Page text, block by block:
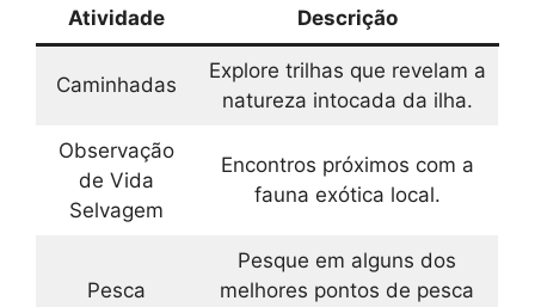
Atividade Descrição
Caminhadas
Explore trilhas que revelam a
natureza intocada da ilha.
Observação
de Vida
Selvagem
Encontros próximos com a
fauna exótica local.
Pesca
Pesque em alguns dos
melhores pontos de pesca